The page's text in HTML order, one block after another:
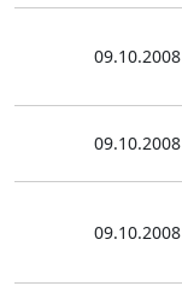
09.10.2008
09.10.2008
09.10.2008